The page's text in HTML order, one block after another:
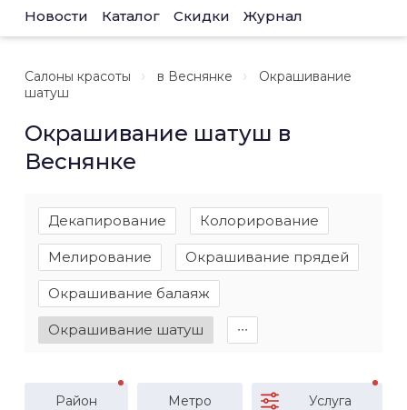
Новости Каталог Скидки Журнал
Салоны красоты в Веснянке
Окрашивание
шатуш
Окрашивание шатуш в
Веснянке
Декапирование Колорирование
Мелирование Окрашивание прядей
Окрашивание балаяж
Окрашивание шатуш ∙∙∙
Район Метро Услуга